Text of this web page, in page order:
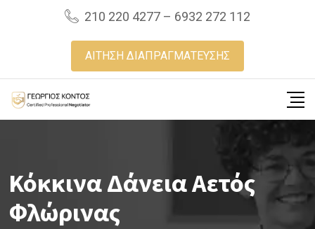
210 220 4277 – 6932 272 112
ΑΙΤΗΣΗ ΔΙΑΠΡΑΓΜΑΤΕΥΣΗΣ
Κόκκινα Δάνεια Αετός
Φλώρινας